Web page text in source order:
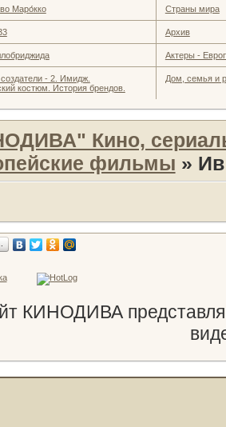
Маро́кко Страны мира
Архив
Актеры -
- 2. Имидж.
костюм. История брендов.
Дом, семья и
Кино,
фильмы »
КИНОДИВА